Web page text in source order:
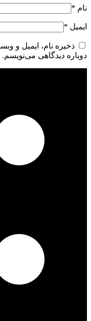
نام *
ایمیل *
ذخیره نام، ایمیل و
دوباره دیدگاهی می‌نویسم.